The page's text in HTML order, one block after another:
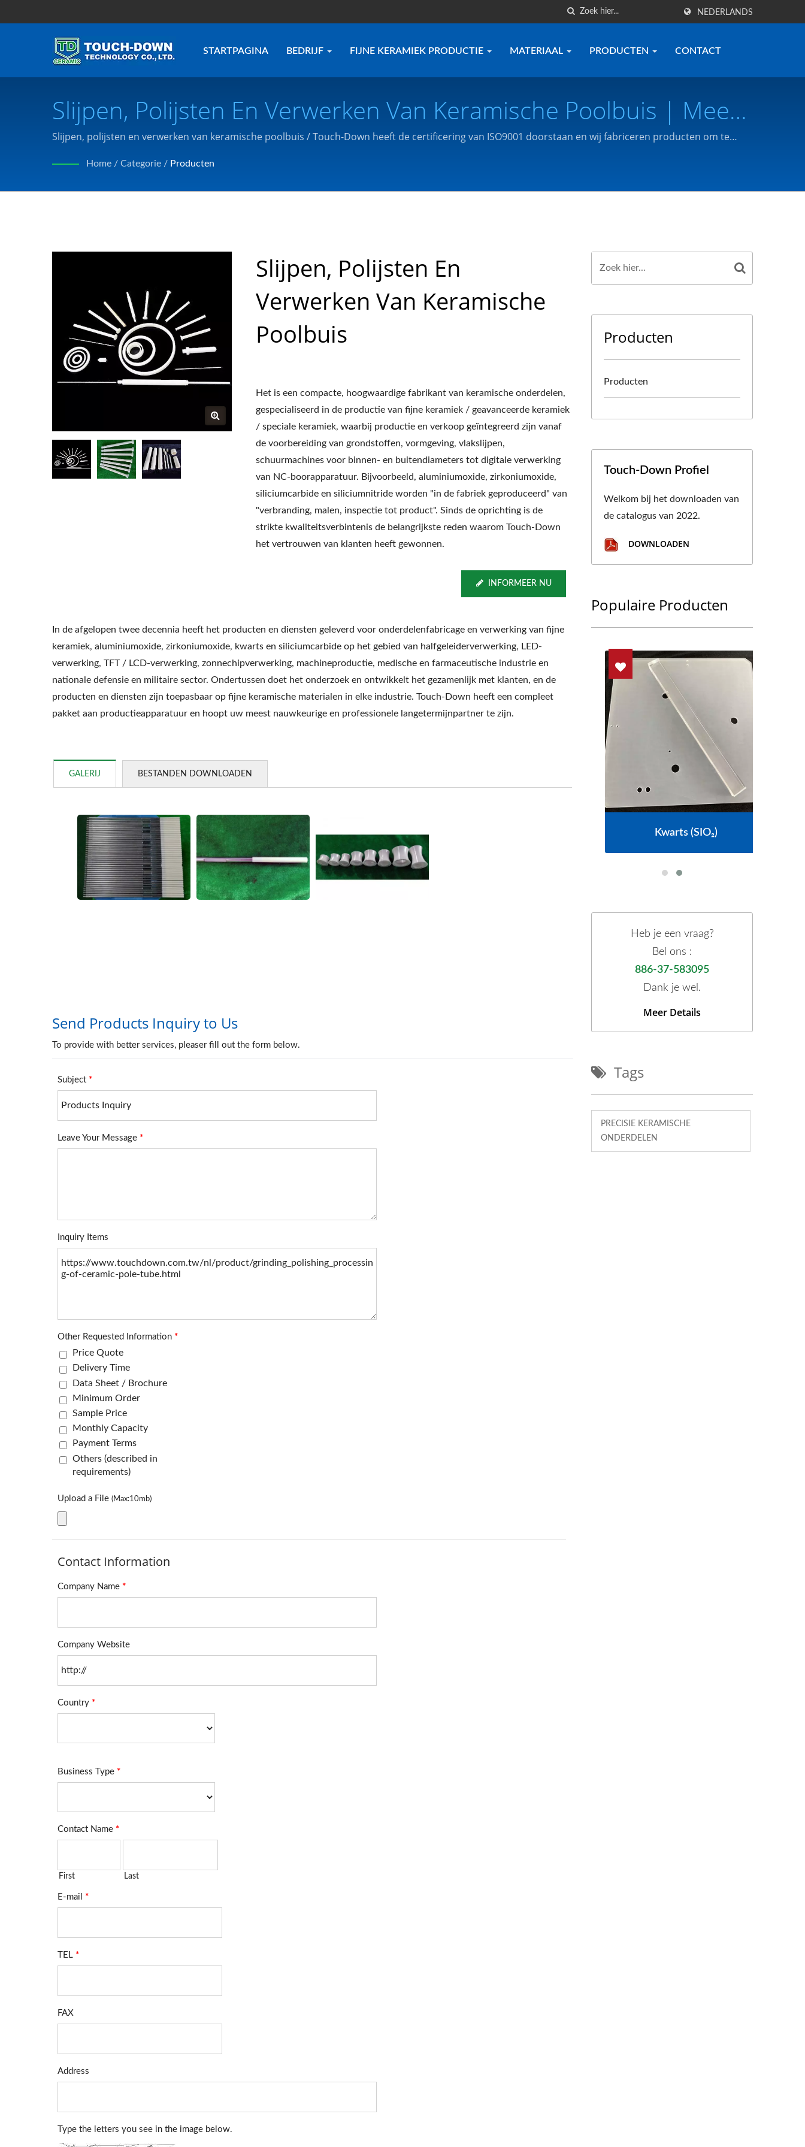
NEDERLANDS
STARTPAGINA BEDRIJF FIJNE KERAMIEK PRODUCTIE MATERIAAL PRODUCTEN CONTACT
Slijpen, Polijsten En Verwerken Van Keramische Poolbuis | Meer
Dan 30 Jaar Geavanceerde Fabrikant Van Keramische
Onderdelen En Componenten | Touch-Down Technology Co.,
Ltd.
Slijpen, polijsten en verwerken van keramische poolbuis / Touch-Down heeft de certificering van ISO9001 doorstaan en wij fabriceren producten om te
Home / Categorie / Producten
Slijpen, Polijsten En
Verwerken Van Keramische
Poolbuis
Het is een compacte, hoogwaardige fabrikant van keramische onderdelen,
gespecialiseerd in de productie van fijne keramiek / geavanceerde keramiek
/ speciale keramiek, waarbij productie en verkoop geïntegreerd zijn vanaf
de voorbereiding van grondstoffen, vormgeving, vlakslijpen,
schuurmachines voor binnen- en buitendiameters tot digitale verwerking
van NC-boorapparatuur. Bijvoorbeeld, aluminiumoxide, zirkoniumoxide,
siliciumcarbide en siliciumnitride worden "in de fabriek geproduceerd" van
"verbranding, malen, inspectie tot product". Sinds de oprichting is de
strikte kwaliteitsverbintenis de belangrijkste reden waarom Touch-Down
het vertrouwen van klanten heeft gewonnen.
INFORMEER NU
In de afgelopen twee decennia heeft het producten en diensten geleverd voor onderdelenfabricage en verwerking van fijne
keramiek, aluminiumoxide, zirkoniumoxide, kwarts en siliciumcarbide op het gebied van halfgeleiderverwerking, LED-
verwerking, TFT / LCD-verwerking, zonnechipverwerking, machineproductie, medische en farmaceutische industrie en
nationale defensie en militaire sector. Ondertussen doet het onderzoek en ontwikkelt het gezamenlijk met klanten, en de
producten en diensten zijn toepasbaar op fijne keramische materialen in elke industrie. Touch-Down heeft een compleet
pakket aan productieapparatuur en hoopt uw meest nauwkeurige en professionele langetermijnpartner te zijn.
GALERIJ BESTANDEN DOWNLOADEN
Producten
Producten
Touch-Down Profiel
Welkom bij het downloaden van
de catalogus van 2022.
DOWNLOADEN
Populaire Producten
Zirkoniumoxide Kwarts (SIO₂) Kwarts (SIO₂)
Heb je een vraag?
Bel ons :
886-37-583095
Dank je wel.
Meer Details
Tags
PRECISIE KERAMISCHE
ONDERDELEN